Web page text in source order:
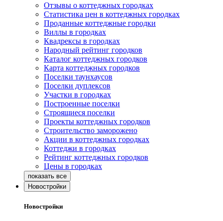
Отзывы о коттеджных городках
Статистика цен в коттеджных городках
Проданные коттеджные городки
Виллы в городках
Квадрексы в городках
Народный рейтинг городков
Каталог коттеджных городков
Карта коттеджных городков
Поселки таунхаусов
Поселки дуплексов
Участки в городках
Построенные поселки
Строящиеся поселки
Проекты коттеджных городков
Строительство заморожено
Акции в коттеджных городках
Коттеджи в городках
Рейтинг коттеджных городков
Цены в городках
Новостройки
Новостройки